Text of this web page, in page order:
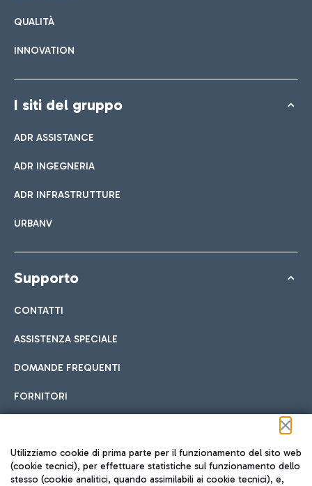
QUALITÀ
INNOVATION
I siti del gruppo
ADR ASSISTANCE
ADR INGEGNERIA
ADR INFRASTRUTTURE
URBANV
Supporto
CONTATTI
ASSISTENZA SPECIALE
DOMANDE FREQUENTI
FORNITORI
Seguici sui social
Utilizziamo cookie di prima parte per il funzionamento del sito web
(cookie tecnici), per effettuare statistiche sul funzionamento dello
stesso (cookie analitici, quando assimilabili ai cookie tecnici), e,